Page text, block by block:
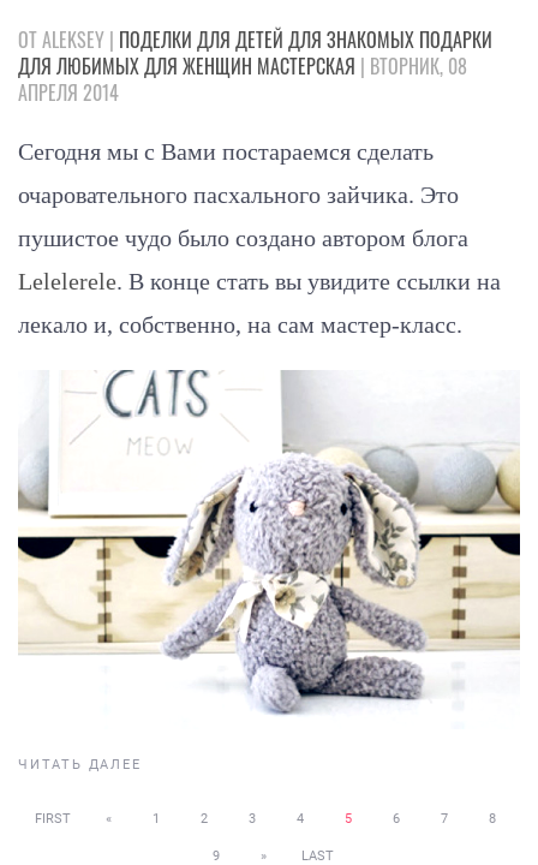
ОТ ALEKSEY | ПОДЕЛКИ ДЛЯ ДЕТЕЙ ДЛЯ ЗНАКОМЫХ ПОДАРКИ
ДЛЯ ЛЮБИМЫХДЛЯ ЖЕНЩИН МАСТЕРСКАЯ | ВТОРНИК, 08
АПРЕЛЯ 2014
Сегодня мы с Вами постараемся сделать
очаровательного пасхального зайчика. Это
пушистое чудо было создано автором блога
Lelelerele. В конце стать вы увидите ссылки на
лекало и, собственно, на сам мастер-класс.
ЧИТАТЬ ДАЛЕЕ
FIRST « 1 2 3 4 5 6 7 8
9 » LAST